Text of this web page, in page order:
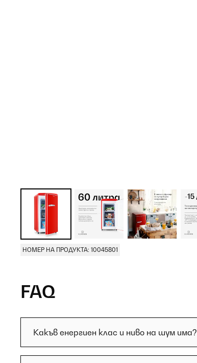
НОМЕР НА ПРОДУКТА: 10045801
FAQ
Какъв енергиен клас и ниво на шум има?